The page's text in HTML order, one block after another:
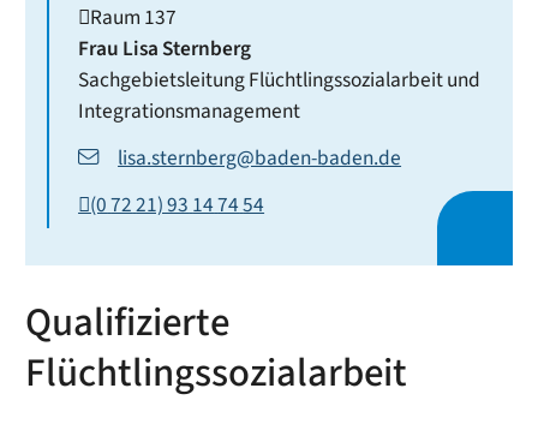
Raum 137
Frau LisaSternberg
Sachgebietsleitung Flüchtlingssozialarbeit und
Integrationsmanagement
lisa.sternberg@baden-baden.de
(07221) 93 147454
Qualifizierte
Flüchtlingssozialarbeit